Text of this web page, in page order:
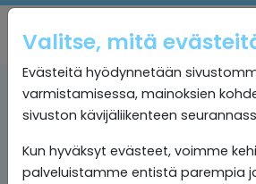
Valitse, mitä
Evästeitä hyödynnetään
varmistamisessa, mainoksien
sivuston kävijäliikenteen
Kun hyväksyt evästeet, voimme
palveluistamme entistä parempia